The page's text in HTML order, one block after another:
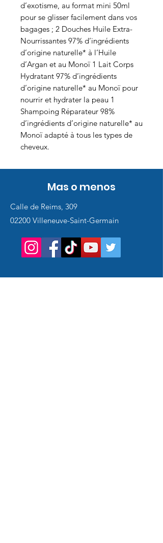
d’exotisme, au format mini 50ml
pour se glisser facilement dans vos
bagages ; 2 Douches Huile Extra-
Nourrissantes 97% d’ingrédients
d’origine naturelle* à l’Huile
d’Argan et au Monoï 1 Lait Corps
Hydratant 97% d’ingrédients
d’origine naturelle* au Monoï pour
nourrir et hydrater la peau 1
Shampoing Réparateur 98%
d’ingrédients d’origine naturelle* au
Monoï adapté à tous les types de
cheveux.
Mas o menos
Calle de Reims, 309
02200 Villeneuve-Saint-Germain